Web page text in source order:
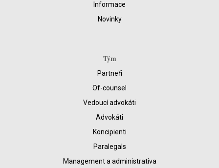
Informace
Novinky
Tým
Partneři
Of-counsel
Vedoucí advokáti
Advokáti
Koncipienti
Paralegals
Management a administrativa